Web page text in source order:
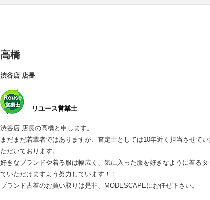
高橋
渋谷店 店長
リユース営業士
渋谷店 店長の高橋と申します。
まだまだ若輩者ではありますが、査定士としては10年近く担当させて
ただいております。
好きなブランドや着る服は幅広く、気に入った服を好きなように着る
ていただけますよう努力しています！！
ブランド古着のお買い取りは是非、MODESCAPEにお任せ下さい。